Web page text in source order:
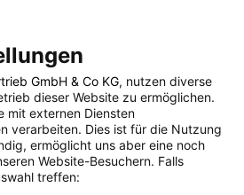
POSTS BY TAG
1 BEITRAG
GmbH & Co KG, nutzen diverse
dieser Website zu ermöglichen.
mit externen Diensten
verarbeiten. Dies ist für die Nutzung
ermöglicht uns aber eine noch
Website-Besuchern. Falls
treffen: